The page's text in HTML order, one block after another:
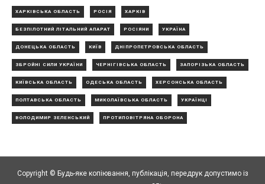
ХАРКІВСЬКА ОБЛАСТЬ РОСІЯ ХАРКІВ
БЕЗПІЛОТНИЙ ЛІТАЛЬНИЙ АПАРАТ РОСІЯНИ УКРАЇНА
ДОНЕЦЬКА ОБЛАСТЬ КИЇВ ДНІПРОПЕТРОВСЬКА ОБЛАСТЬ
ЗБРОЙНІ СИЛИ УКРАЇНИ ЧЕРНІГІВСЬКА ОБЛАСТЬ ЗАПОРІЗЬКА ОБЛАСТЬ
КИЇВСЬКА ОБЛАСТЬ ОДЕСЬКА ОБЛАСТЬ ХЕРСОНСЬКА ОБЛАСТЬ
ПОЛТАВСЬКА ОБЛАСТЬ МИКОЛАЇВСЬКА ОБЛАСТЬ УКРАЇНЦІ
ВОЛОДИМИР ЗЕЛЕНСЬКИЙ ПРОТИПОВІТРЯНА ОБОРОНА
Copyright © Будь-яке копiювання, публiкацiя, передрук допустимо із